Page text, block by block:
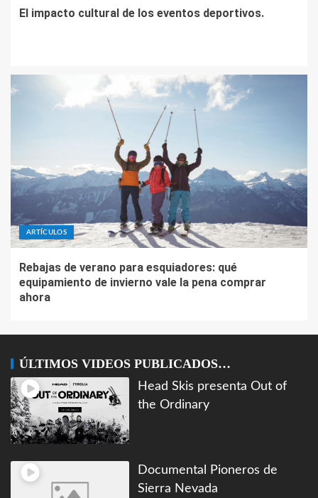
El impacto cultural de los eventos deportivos.
ARTÍCULOS
Rebajas de verano para esquiadores: qué
equipamiento de invierno vale la pena comprar
ahora
ÚLTIMOS VIDEOS PUBLICADOS…
Head Skis presenta Out of
the Ordinary
Documental Pioneros de
Sierra Nevada